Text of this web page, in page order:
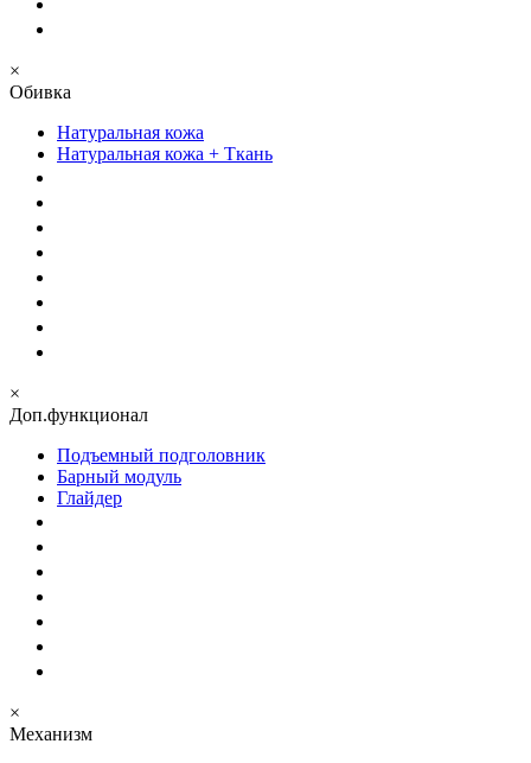
×
Обивка
Натуральная кожа
Натуральная кожа + Ткань
×
Доп.функционал
Подъемный подголовник
Барный модуль
Глайдер
×
Механизм